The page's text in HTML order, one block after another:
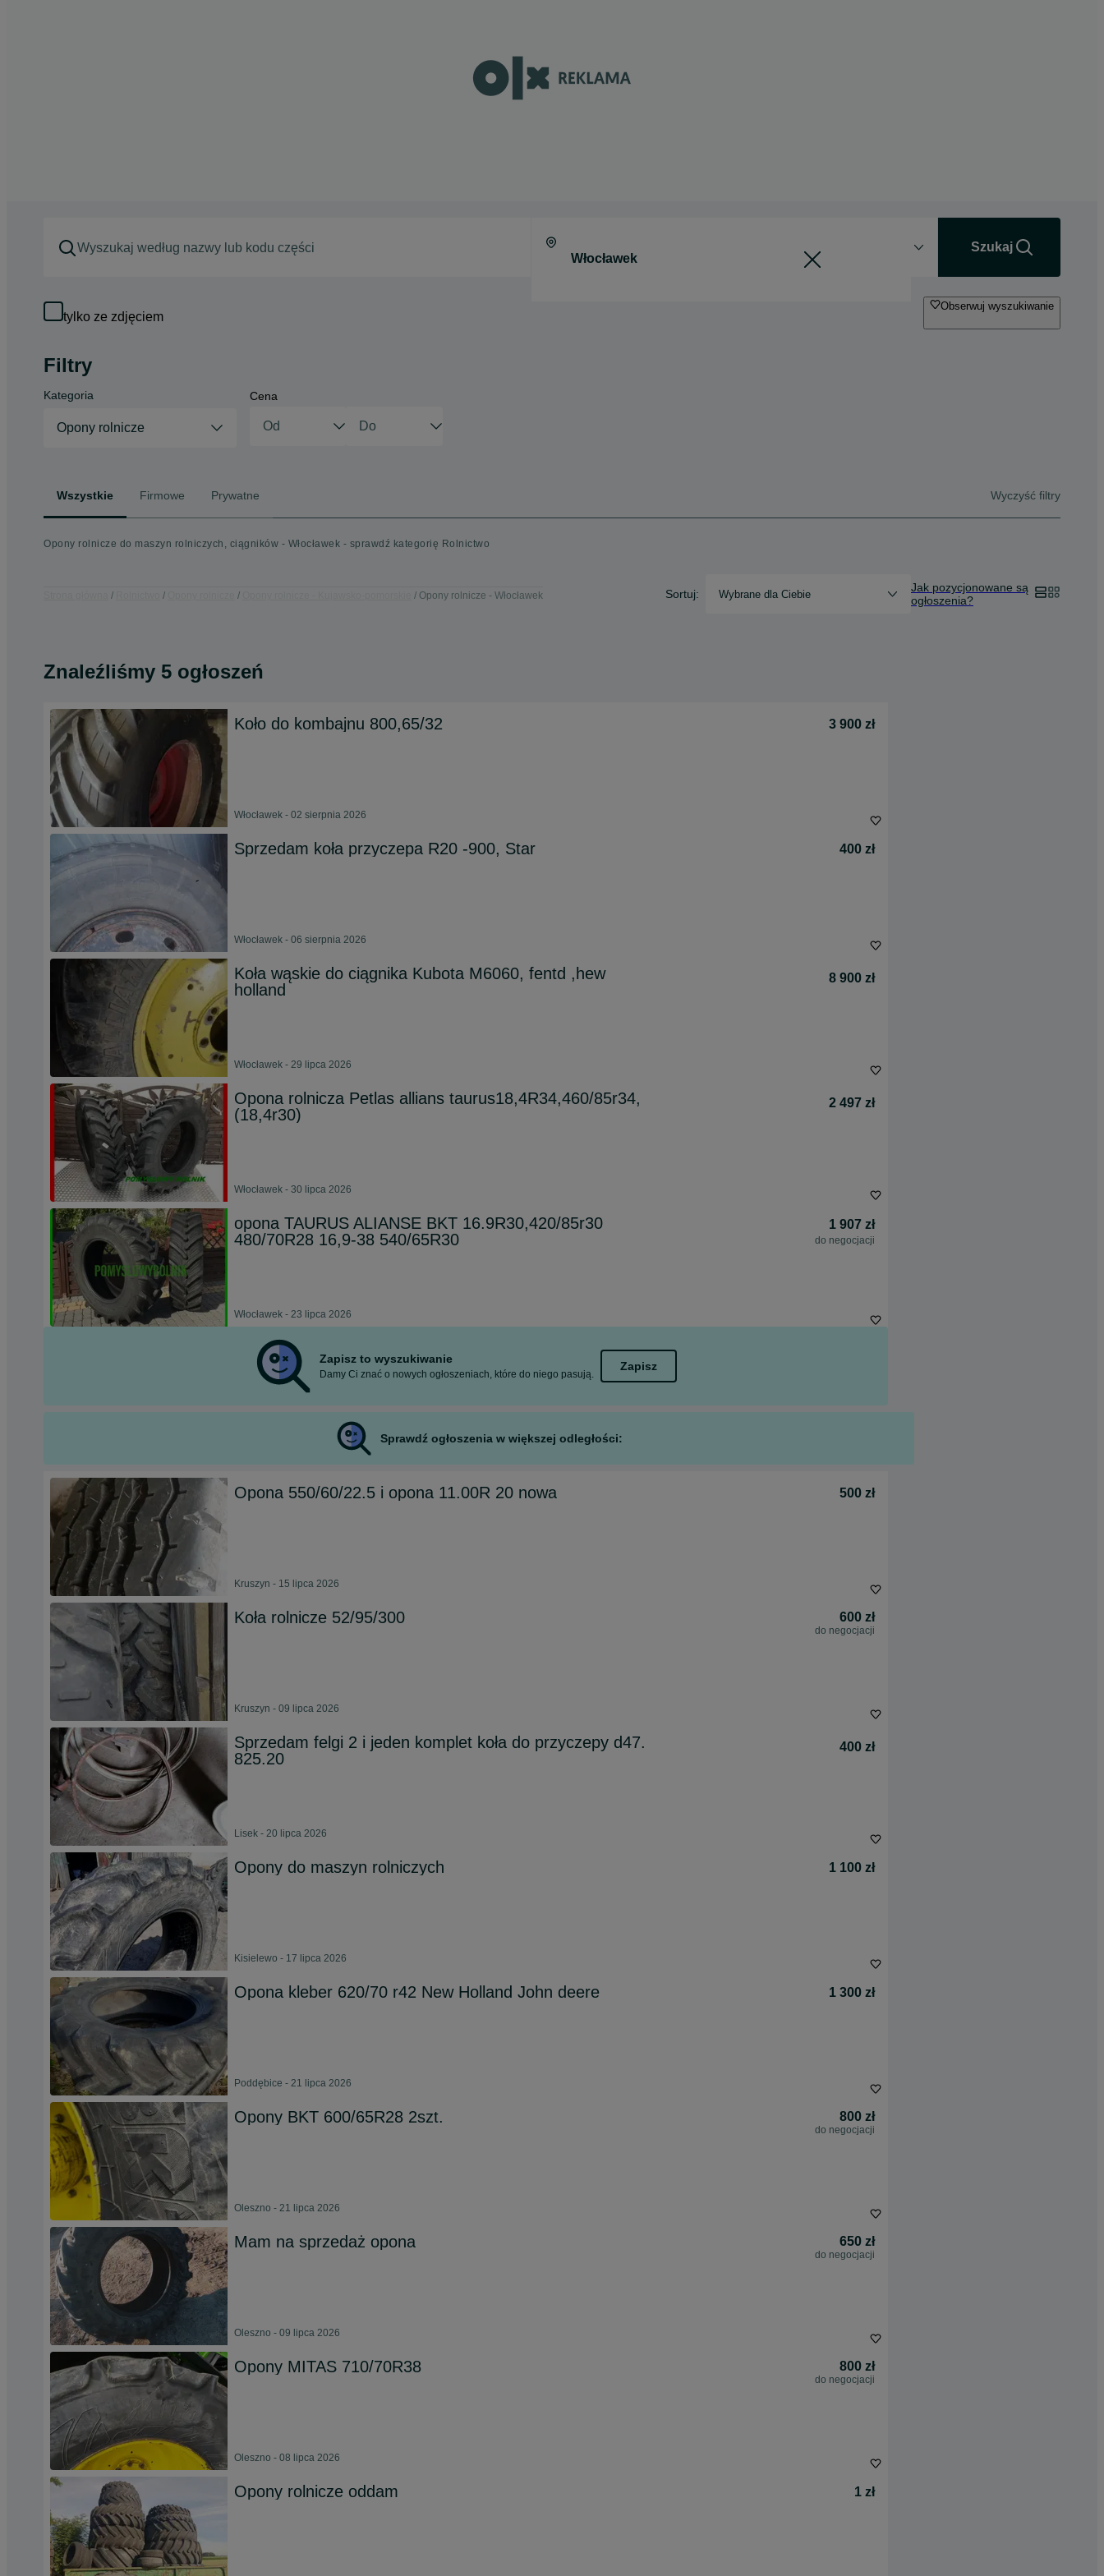
Szukaj
tylko ze zdjęciem
Obserwuj wyszukiwanie
Filtry
Kategoria
Opony rolnicze
Cena
Wszystkie Firmowe Prywatne Wyczyść filtry
Opony rolnicze do maszyn rolniczych, ciągników - Włocławek - sprawdź kategorię Rolnictwo
Opony rolnicze - Włocławek Sortuj: Wybrane dla Ciebie
Jak pozycjonowane są
ogłoszenia?
Znaleźliśmy 5 ogłoszeń
Koło do kombajnu 800,65/32 3 900 zł
Włocławek - 02 sierpnia 2026
Sprzedam koła przyczepa R20 -900, Star 400 zł
Włocławek - 06 sierpnia 2026
Koła wąskie do ciągnika Kubota M6060, fentd ,hew
holland
8 900 zł
Włocławek - 29 lipca 2026
Opona rolnicza Petlas allians taurus18,4R34,460/85r34,
(18,4r30)
2 497 zł
Włocławek - 30 lipca 2026
opona TAURUS ALIANSE BKT 16.9R30,420/85r30
480/70R28 16,9-38 540/65R30
1 907 zł
do negocjacji
Włocławek - 23 lipca 2026
Zapisz to wyszukiwanie
Damy Ci znać o nowych ogłoszeniach, które do niego pasują.
Zapisz
Sprawdź ogłoszenia w większej odległości:
Opona 550/60/22.5 i opona 11.00R 20 nowa 500 zł
Kruszyn - 15 lipca 2026
Koła rolnicze 52/95/300 600 zł
do negocjacji
Kruszyn - 09 lipca 2026
Sprzedam felgi 2 i jeden komplet koła do przyczepy d47.
825.20
400 zł
Lisek - 20 lipca 2026
Opony do maszyn rolniczych 1 100 zł
Kisielewo - 17 lipca 2026
Opona kleber 620/70 r42 New Holland John deere 1 300 zł
Poddębice - 21 lipca 2026
Opony BKT 600/65R28 2szt. 800 zł
do negocjacji
Oleszno - 21 lipca 2026
Mam na sprzedaż opona 650 zł
do negocjacji
Oleszno - 09 lipca 2026
Opony MITAS 710/70R38 800 zł
do negocjacji
Oleszno - 08 lipca 2026
Opony rolnicze oddam 1 zł